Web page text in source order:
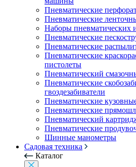
Пневматические
Пневматические
Наборы пневматических
Пневматические
Пневматические
Пневматические
пистолеты
Пневматический
Пневматические
гвоздезабиватели
Пневматические
Пневматические
Пневматический
Пневматические
Шинные манометры
Садовая техника
Каталог